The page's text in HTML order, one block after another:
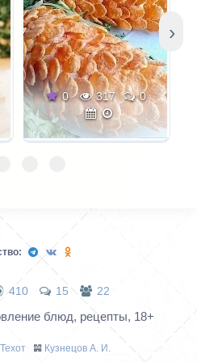
0 317 0
›
410 15 22
блюд, рецепты, 18+
Техот 𝌴 Кузнецов А. И.